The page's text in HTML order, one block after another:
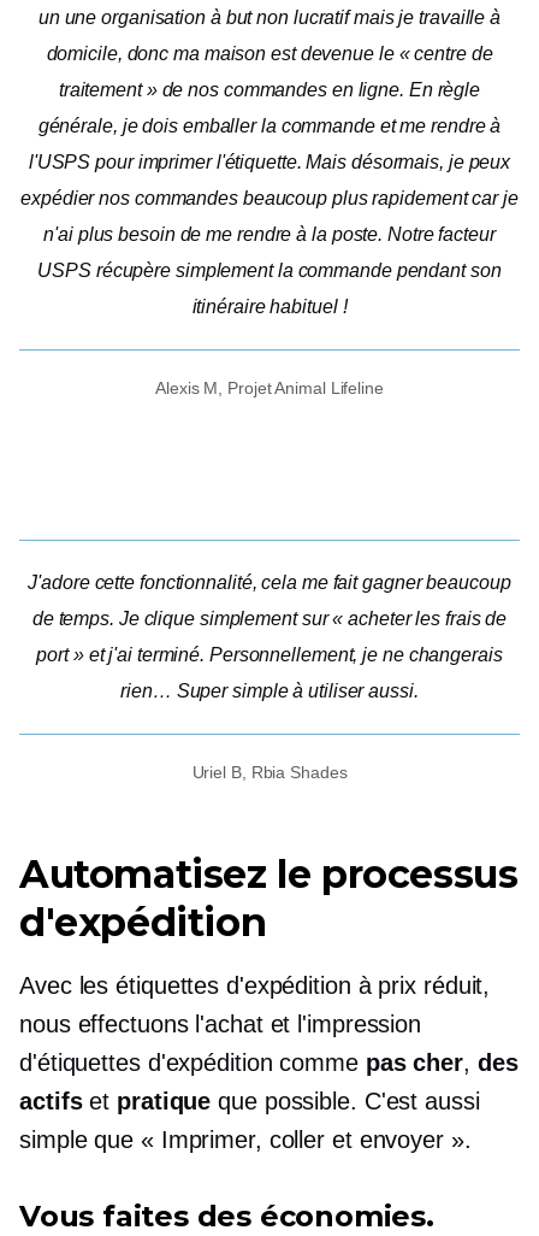
un une organisation à but non lucratifmais je travaille à
domicile, donc ma maison est devenue le « centre de
traitement » de nos commandes en ligne. En règle
générale, je dois emballer la commande et me rendre à
l'USPS pour imprimer l'étiquette. Mais désormais, je peux
expédier nos commandes beaucoup plus rapidement car je
n'ai plus besoin de me rendre à la poste. Notre facteur
USPS récupère simplement la commande pendant son
itinéraire habituel !
Alexis M, Projet Animal Lifeline
J'adore cette fonctionnalité, cela me fait gagner beaucoup
de temps. Je clique simplement sur « acheter les frais de
port » et j'ai terminé. Personnellement, je ne changerais
rien… Super simple à utiliser aussi.
Uriel B, Rbia Shades
Automatisez le processus
d'expédition
Avec les étiquettes d'expédition à prix réduit,
nous effectuons l'achat et l'impression
d'étiquettes d'expédition comme pas cher, des
actifset pratique que possible. C'est aussi
simple que « Imprimer, coller et envoyer ».
Vous faites des économies.